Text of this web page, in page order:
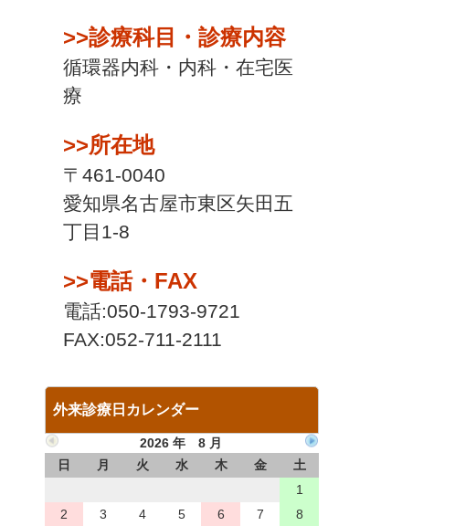
>>診療科目・診療内容
循環器内科・内科・在宅医
療
>>所在地
〒461-0040
愛知県名古屋市東区矢田五
丁目1-8
>>電話・FAX
電話:050-1793-9721
FAX:052-711-2111
外来診療日カレンダー
2026 年 8 月
日
月 火 水 木 金
土
1
2
3 4 5 6 7
8